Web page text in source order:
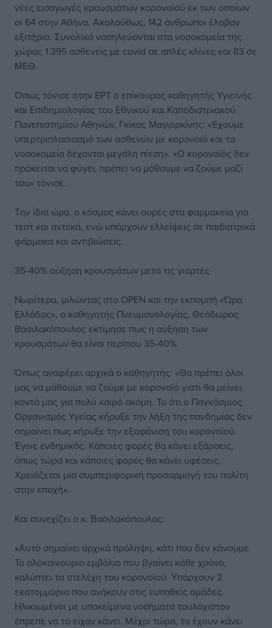
νέες εισαγωγές κρουσμάτων κορονοϊού εκ των οποίων
οι 64 στην Αθήνα. Ακολούθως, 142 άνθρωποι έλαβαν
εξιτήριο. Συνολικά νοσηλεύονται στα νοσοκομεία της
χώρας 1.395 ασθενείς με covid σε απλές κλίνες και 83 σε
ΜΕΘ.
Όπως τόνισε στην ΕΡΤ ο επίκουρος καθηγητής Υγιεινής
και Επιδημιολογίας του Εθνικού και Καποδιστριακού
Πανεπιστημίου Αθηνών, Γκίκας Μαγιορκίνης: «Έχουμε
υπερτριπλασιασμό των ασθενών με κορονοϊό και τα
νοσοκομεία δέχονται μεγάλη πίεση». «Ο κορονοϊός δεν
πρόκειται να φύγει, πρέπει να μάθουμε να ζούμε μαζί
του» τόνισε.
Την ίδια ώρα, ο κόσμος κάνει ουρές στα φαρμακεία για
τεστ και αντιϊκά, ενώ υπάρχουν ελλείψεις σε παιδιατρικά
φάρμακα και αντιβιώσεις.
35-40% αύξηση κρουσμάτων μετά τις γιορτές
Νωρίτερα, μιλώντας στο OPEN και την εκπομπή «Ώρα
Ελλάδος», ο καθηγητής Πνευμονολογίας, Θεόδωρος
Βασιλακόπουλος εκτίμησε πως η αύξηση των
κρουσμάτων θα είναι περίπου 35-40%.
Όπως αναφέρει αρχικά ο καθηγητής: «Θα πρέπει όλοι
μας να μάθουμε να ζούμε με κορονοϊό γιατί θα μείνει
κοντά μας για πολύ καιρό ακόμη. Το ότι ο Παγκόσμιος
Οργανισμός Υγείας κήρυξε την λήξη της πανδημίας δεν
σημαίνει πως κήρυξε την εξαφάνιση του κορονοϊού.
Έγινε ενδημικός. Κάποιες φορές θα κάνει εξάρσεις,
όπως τώρα και κάποιες φορές θα κάνει υφέσεις.
Χρειάζεται μια συμπεριφορική προσαρμογή του πολίτη
στην εποχή».
Και συνεχίζει ο κ. Βασιλακόπουλος:
«Αυτό σημαίνει αρχικά πρόληψη, κάτι που δεν κάνουμε.
Το ολοκαίνουριο εμβόλιο που βγαίνει κάθε χρόνο,
καλύπτει τα στελέχη του κορονοϊού. Υπάρχουν 2
εκατομμύρια που ανήκουν στις ευπαθείς ομάδες.
Ηλικιωμένοι με υποκείμενα νοσήματα τουλάχιστον
έπρεπε να το είχαν κάνει. Μέχρι τώρα, το έχουν κάνει